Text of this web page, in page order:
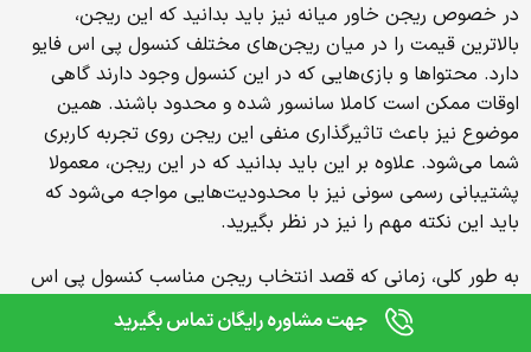
در خصوص ریجن خاور میانه نیز باید بدانید که این ریجن،
بالاترین قیمت را در میان ریجن‌های مختلف کنسول پی اس فایو
دارد. محتواها و بازی‌هایی که در این کنسول وجود دارند گاهی
اوقات ممکن است کاملا سانسور شده و محدود باشند. همین
موضوع نیز باعث تاثیرگذاری منفی این ریجن روی تجربه کاربری
شما می‌شود. علاوه بر این باید بدانید که در این ریجن، معمولا
پشتیبانی رسمی سونی نیز با محدودیت‌هایی مواجه می‌شود که
باید این نکته مهم را نیز در نظر بگیرید.
به طور کلی، زمانی که قصد انتخاب ریجن مناسب کنسول پی اس
فایو را دارید، بسیار مهم است که نحوه پرداخت بازی‌ها،
زیرنویس‌ها و زبان بازی‌ها، تخفیف‌ها و پروموشن‌ها و البته سازگاری
جهت مشاوره رایگان تماس بگیرید
مقایسه